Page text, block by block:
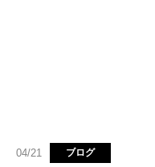
04/21 ブログ